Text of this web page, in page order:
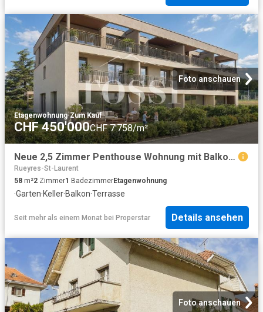
Foto anschauen
Etagenwohnung·Zum Kauf
CHF 450'000CHF 7'758/m²
Neue 2,5 Zimmer Penthouse Wohnung mit Balkon zum Verkauf in Cottens
Rueyres-St-Laurent
58 m²2 Zimmer1 BadezimmerEtagenwohnung
·Garten·Keller·Balkon·Terrasse
Seit mehr als einem Monat bei Properstar Details ansehen
Foto anschauen